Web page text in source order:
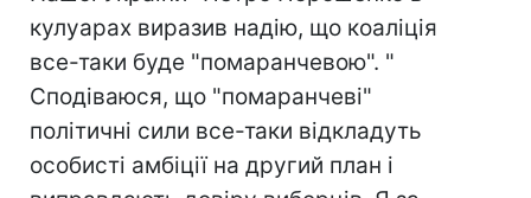
кулуарах виразив надію, що коаліція
все-таки буде "помаранчевою". "
Сподіваюся, що "помаранчеві"
політичні сили все-таки відкладуть
особисті амбіції на другий план і